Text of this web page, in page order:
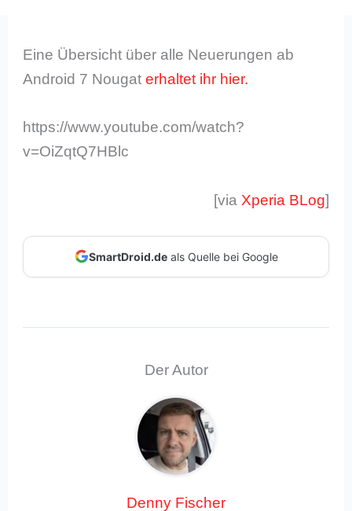
Eine Übersicht über alle Neuerungen ab
Android 7 Nougaterhaltet ihr hier.
https://www.youtube.com/watch?
v=OiZqtQ7HBlc
[via Xperia BLog]
SmartDroid.deals Quelle bei Google
Der Autor
Denny Fischer